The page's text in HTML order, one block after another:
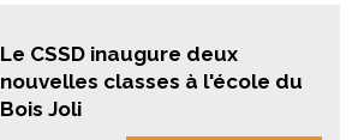
Le CSSD inaugure deux
nouvelles classes à l'école du
Bois Joli